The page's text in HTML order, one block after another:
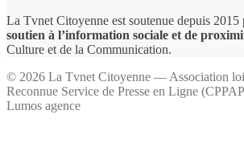
La Tvnet Citoyenne est soutenue depuis 2015
soutien à l’information sociale et de
Culture et de la Communication.
© 2026 La Tvnet Citoyenne — Association
Reconnue Service de Presse en Ligne
Lumos agence